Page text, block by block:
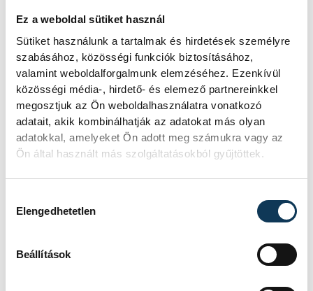
Ez a weboldal sütiket használ
Sütiket használunk a tartalmak és hirdetések személyre
szabásához, közösségi funkciók biztosításához,
valamint weboldalforgalmunk elemzéséhez. Ezenkívül
közösségi média-, hirdető- és elemező partnereinkkel
megosztjuk az Ön weboldalhasználatra vonatkozó
adatait, akik kombinálhatják az adatokat más olyan
adatokkal, amelyeket Ön adott meg számukra vagy az
Ön által használt más szolgáltatásokból gyűjtöttek.
Elengedhetetlen
BeállításokTOVÁBBI CIKKEK